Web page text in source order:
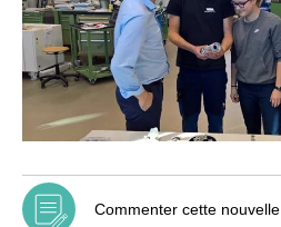
Commenter cette nouvelle